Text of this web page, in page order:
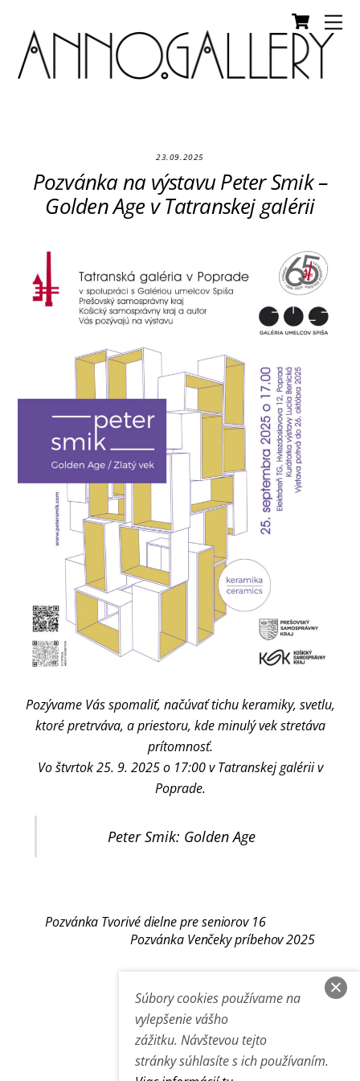
content
Cart
23.09.2025
Pozvánka na výstavu Peter Smik –
Golden Age v Tatranskej galérii
Pozývame Vás spomaliť, načúvať tichu keramiky, svetlu,
ktoré pretrváva, a priestoru, kde minulý vek stretáva
prítomnosť.
Vo štvrtok 25. 9. 2025 o 17:00 v Tatranskej galérii v
Poprade.
Peter Smik: Golden Age
Pozvánka Tvorivé dielne pre seniorov 16
Pozvánka Venčeky príbehov 2025
Back
Súbory cookies používame na
vylepšenie vášho
zážitku. Návštevou tejto
stránky súhlasíte s ich používaním.